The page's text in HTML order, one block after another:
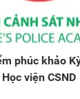
phúc khảo
viện CSND